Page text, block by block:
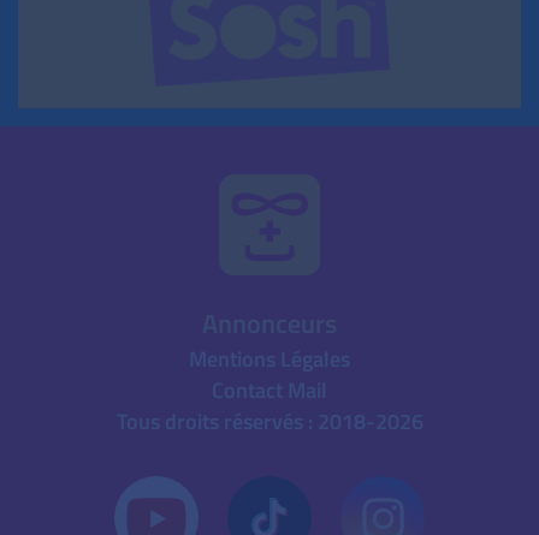
Mentions Légales
Contact Mail
Tous droits réservés : 2018-2026